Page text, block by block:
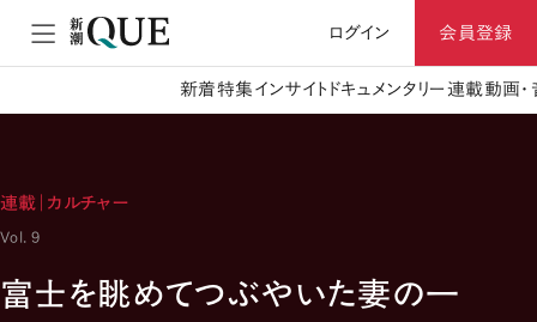
ログイン 会員登録
新着特集 インサイト ドキュメンタリー 連載動画
連載｜カルチャー
Vol. 9
富士を眺めてつぶやいた妻の一